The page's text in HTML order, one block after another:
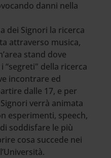
danni nella
dei Signori la ricerca
attraverso musica,
stand dove
“segreti" della ricerca
incontrare ed
dalle 17, e per
verrà animata
esperimenti, speech,
soddisfare le più
cosa succede nei